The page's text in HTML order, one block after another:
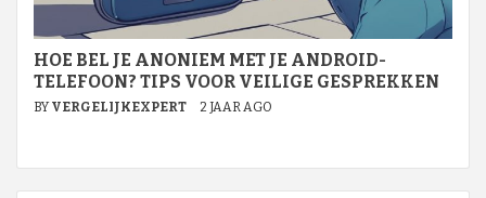
HOE BEL JE ANONIEM MET JE ANDROID-
TELEFOON? TIPS VOOR VEILIGE GESPREKKEN
BY VERGELIJKEXPERT 2 JAAR AGO